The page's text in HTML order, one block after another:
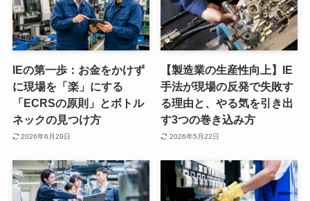
IEの第一歩：お金をかけず
に現場を「楽」にする
「ECRSの原則」とボトル
ネックの見つけ方
2026年6月29日
【製造業の生産性向上】IE
手法が現場の反発で失敗す
る理由と、やる気を引き出
す3つの巻き込み方
2026年5月22日